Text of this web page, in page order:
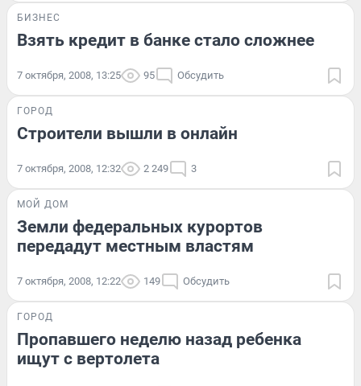
БИЗНЕС
Взять кредит в банке стало сложнее
7 октября, 2008, 13:25 95 Обсудить
ГОРОД
Строители вышли в онлайн
7 октября, 2008, 12:32 2 249 3
МОЙ ДОМ
Земли федеральных курортов
передадут местным властям
7 октября, 2008, 12:22 149 Обсудить
ГОРОД
Пропавшего неделю назад ребенка
ищут с вертолета